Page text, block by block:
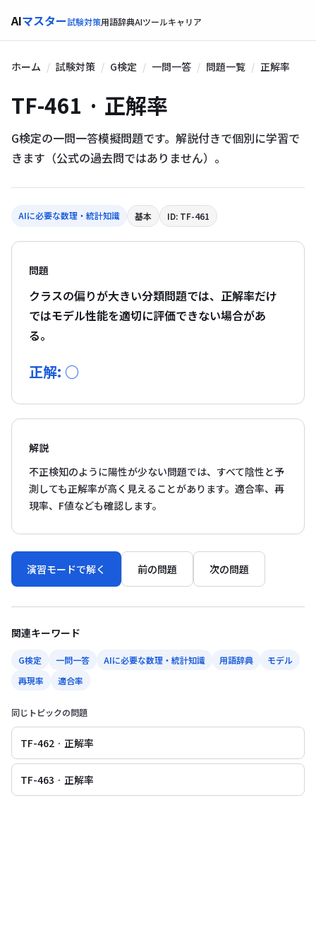
AIマスター試験対策用語辞典AIツールキャリア
ホーム 試験対策 G検定 一問一答 問題一覧 正解率
TF-461 · 正解率
G検定の一問一答模擬問題です。解説付きで個別に学習で
きます（公式の過去問ではありません）。
AIに必要な数理・統計知識 基本 ID: TF-461
問題
クラスの偏りが大きい分類問題では、正解率だけ
ではモデル性能を適切に評価できない場合があ
る。
正解: ○
解説
不正検知のように陽性が少ない問題では、すべて陰性と予
測しても正解率が高く見えることがあります。適合率、再
現率、F値なども確認します。
演習モードで解く 前の問題 次の問題
関連キーワード
G検定 一問一答 AIに必要な数理・統計知識 用語辞典
モデル
再現率
適合率
同じトピックの問題
TF-462 · 正解率
TF-463 · 正解率